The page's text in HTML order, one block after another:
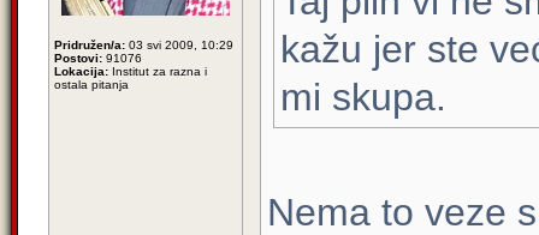
Pridružen/a: 03 svi 2009, 10:29
Postovi: 91076
Lokacija: Institut za razna i
ostala pitanja
kažu jer ste
mi skupa.
Nema to veze